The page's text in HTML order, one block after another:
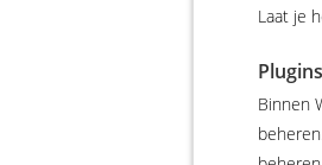
Laat je
Binnen